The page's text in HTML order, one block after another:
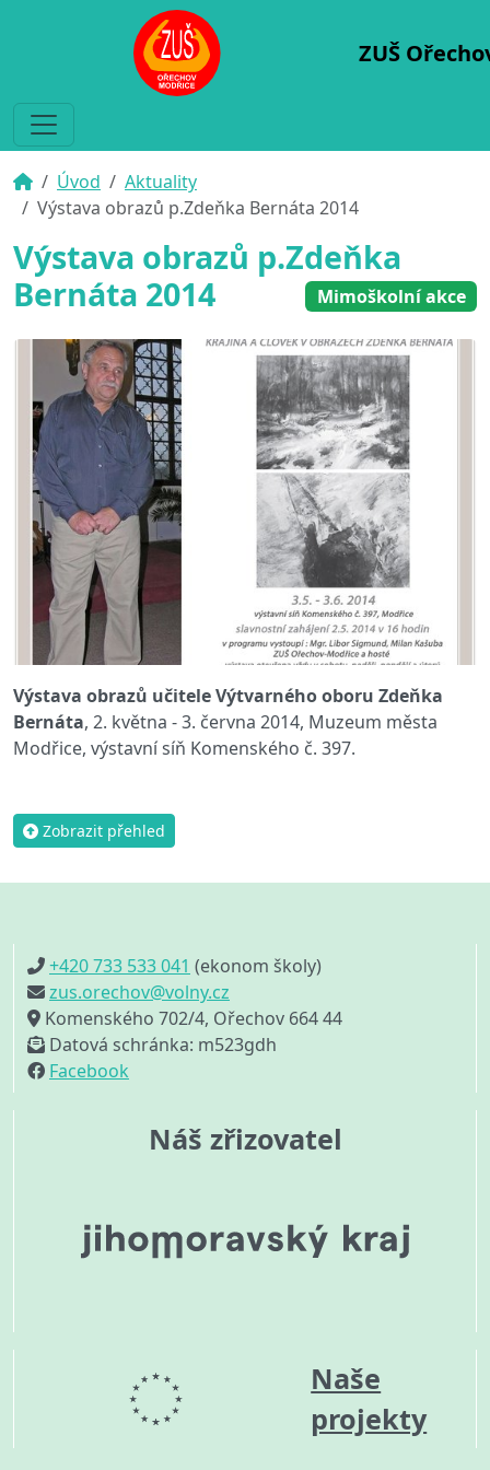
ZUŠ
Úvod
Aktuality
Výstava obrazů p.Zdeňka Bernáta 2014
Výstava obrazů p.Zdeňka
Bernáta 2014
Mimoškolní akce
Výstava obrazů učitele Výtvarného oboru Zdeňka
Bernáta, 2. května - 3. června 2014, Muzeum města
Modřice, výstavní síň Komenského č. 397.
Zobrazit přehled
+420 733 533 041 (ekonom školy)
zus.orechov@volny.cz
Komenského 702/4, Ořechov 664 44
Datová schránka: m523gdh
Facebook
Náš zřizovatel
Naše
projekty